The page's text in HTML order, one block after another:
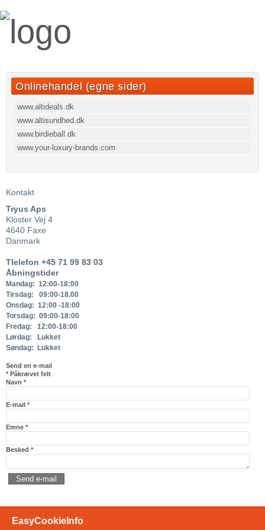
Onlinehandel (egne sider)
www.altideals.dk
www.altisundhed.dk
www.birdieball.dk
www.your-luxury-brands.com
Kontakt
Tryus Aps
Kloster Vej 4
4640 Faxe
Danmark
Tlelefon +45 71 99 83 03
Åbningstider
Mandag: 12:00-18:00
Tirsdag: 09:00-18.00
Onsdag: 12:00 -18:00
Torsdag: 09:00-18:00
Fredag: 12:00-18:00
Lørdag: Lukket
Søndag: Lukket
Send en e-mail
* Påkrævet felt
Navn *
E-mail *
Emne *
Besked *
Send e-mail
EasyCookieInfo